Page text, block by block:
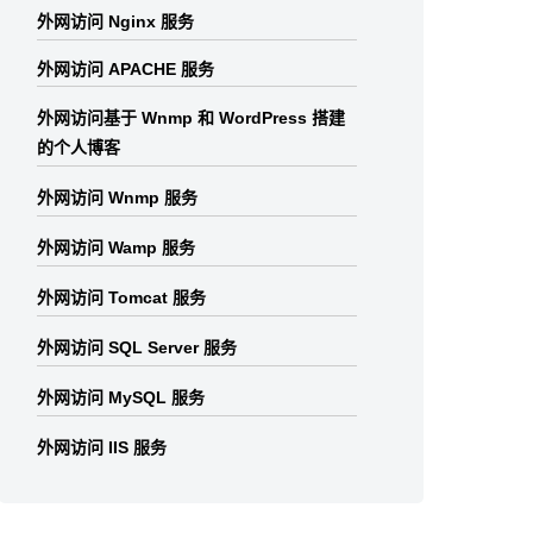
外网访问 Nginx 服务
外网访问 APACHE 服务
外网访问基于 Wnmp 和 WordPress 搭建
的个人博客
外网访问 Wnmp 服务
外网访问 Wamp 服务
外网访问 Tomcat 服务
外网访问 SQL Server 服务
外网访问 MySQL 服务
外网访问 IIS 服务